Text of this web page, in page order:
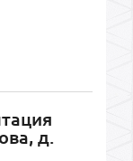
д.